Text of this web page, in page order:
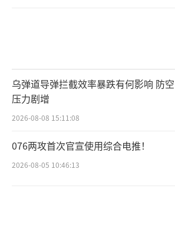
乌弹道导弹拦截效率暴跌有何影响 防空
压力剧增
2026-08-08 15:11:08
076两攻首次官宣使用综合电推！
2026-08-05 10:46:13